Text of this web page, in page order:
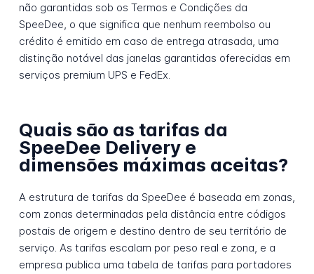
não garantidas sob os Termos e Condições da
SpeeDee, o que significa que nenhum reembolso ou
crédito é emitido em caso de entrega atrasada, uma
distinção notável das janelas garantidas oferecidas em
serviços premium UPS e FedEx.
Quais são as tarifas da
SpeeDee Delivery e
dimensões máximas aceitas?
A estrutura de tarifas da SpeeDee é baseada em zonas,
com zonas determinadas pela distância entre códigos
postais de origem e destino dentro de seu território de
serviço. As tarifas escalam por peso real e zona, e a
empresa publica uma tabela de tarifas para portadores